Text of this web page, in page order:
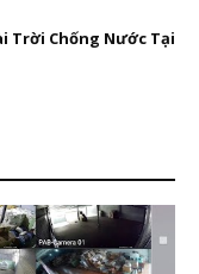
Trời Chống Nước Tại